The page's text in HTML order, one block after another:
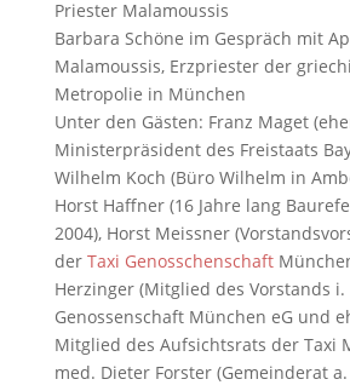
Barbara Schöne im Gespräch mit
Malamoussis, Erzpriester der
Metropolie in München
Unter den Gästen: Franz Maget
Ministerpräsident des Freistaats
Wilhelm Koch (Büro Wilhelm in
Horst Haffner (16 Jahre lang
2004), Horst Meissner
der Taxi Genosschenschaft
Herzinger (Mitglied des Vorstands i.
Genossenschaft München eG und
Mitglied des Aufsichtsrats der Taxi
med. Dieter Forster (Gemeinderat a.